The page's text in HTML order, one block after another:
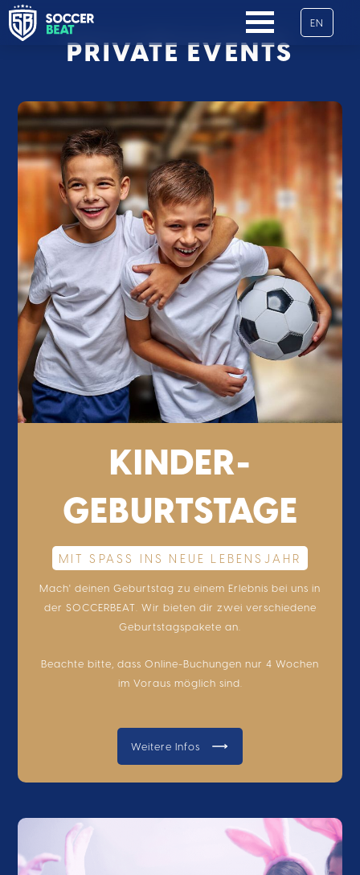
NAVIGATION
ÜBERSPRINGEN
EN
PRIVATE EVENTS
KINDER-
GEBURTSTAGE
MIT SPASS INS NEUE LEBENSJAHR
Mach' deinen Geburtstag zu einem Erlebnis bei uns in
der SOCCERBEAT. Wir bieten dir zwei verschiedene
Geburtstagspakete an.
Beachte bitte, dass Online-Buchungen nur 4 Wochen
im Voraus möglich sind.
Weitere Infos